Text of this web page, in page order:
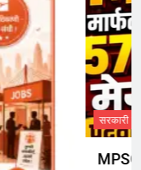
मार्फत ‘गट-